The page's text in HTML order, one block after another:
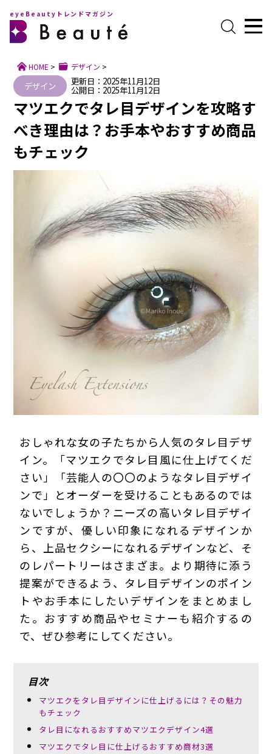
プライバシーポリシー
eyeBeautyトレンドマガジン
HOME > デザイン >
デザイン 更新日：2025年11月12日
公開日：2025年11月12日
マツエクでタレ目デザインを攻略す
べき理由は？お手本やおすすめ商品
もチェック
おしゃれな女の子たちから人気のタレ目デザ
イン。「マツエクでタレ目風に仕上げてくだ
さい」「芸能人の〇〇のようなタレ目デザイ
ンで」とオーダーを受けることもあるのでは
ないでしょうか？ニーズの高いタレ目デザイ
ンですが、優しい印象になれるデザインか
ら、上品セクシーになれるデザインなど、そ
のレパートリーはさまざま。より期待に添う
提案ができるよう、タレ目デザインのポイン
トやお手本にしたいデザインをまとめまし
た。おすすめ商品やセミナーも紹介するの
で、ぜひ参考にしてください。
目次
マツエクをタレ目デザインに仕上げるには？その魅力
もチェック
タレ目になれるおすすめマツエクデザイン4選
マツエクでタレ目に仕上げるおすすめ商材3選